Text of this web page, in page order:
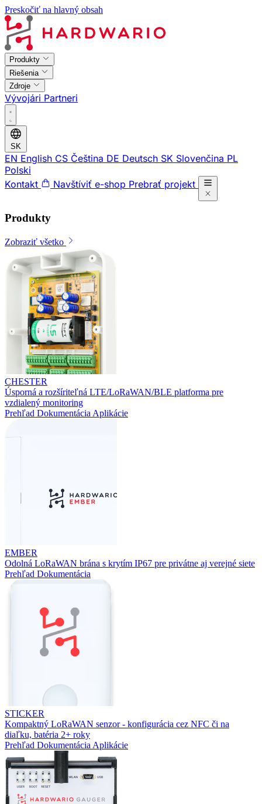
Preskočiť na hlavný obsah
Produkty
Riešenia
Zdroje
Vývojári Partneri
SK
EN English CS Čeština DE Deutsch SK Slovenčina PL
Polski
Kontakt
Navštíviť e-shop Prebrať projekt
Produkty
Zobraziť všetko
CHESTER
Úsporná a rozšíriteľná LTE/LoRaWAN/BLE platforma pre
vzdialený monitoring
Prehľad Dokumentácia Aplikácie
EMBER
Odolná LoRaWAN brána s krytím IP67 pre privátne aj verejné siete
Prehľad Dokumentácia
STICKER
Kompaktný LoRaWAN senzor - konfigurácia cez NFC či na
diaľku, batéria 2+ roky
Prehľad Dokumentácia Aplikácie